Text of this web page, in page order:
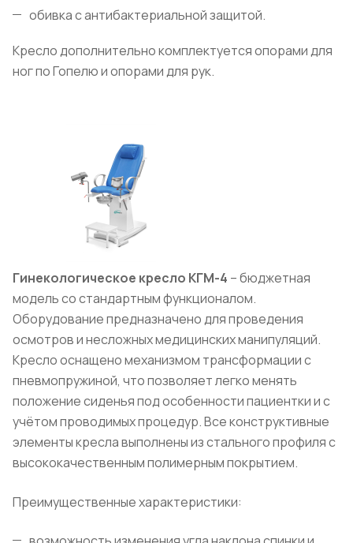
обивка с антибактериальной защитой.
Кресло дополнительно комплектуется опорами для
ног по Гопелю и опорами для рук.
Гинекологическое кресло КГМ-4 – бюджетная
модель со стандартным функционалом.
Оборудование предназначено для проведения
осмотров и несложных медицинских манипуляций.
Кресло оснащено механизмом трансформации с
пневмопружиной, что позволяет легко менять
положение сиденья под особенности пациентки и с
учётом проводимых процедур. Все конструктивные
элементы кресла выполнены из стального профиля с
высококачественным полимерным покрытием.
Преимущественные характеристики: